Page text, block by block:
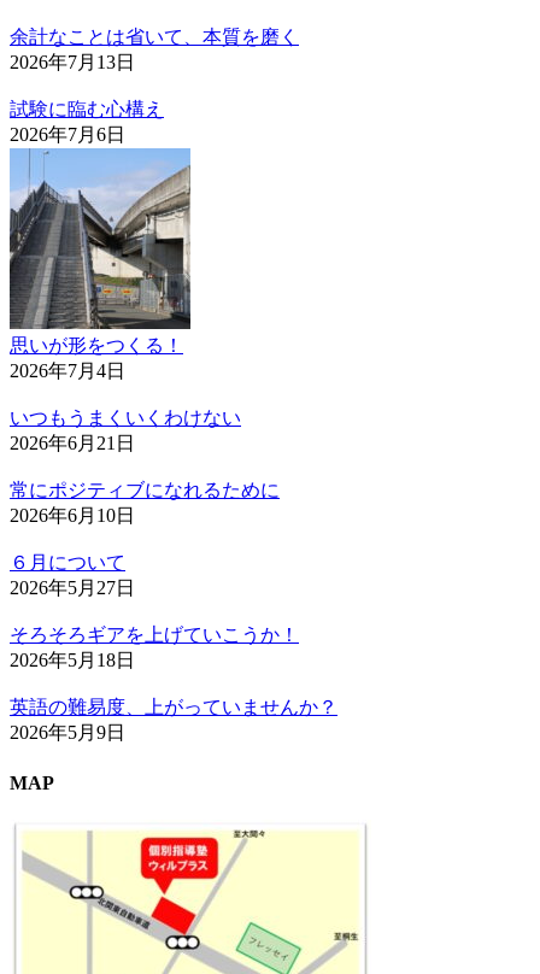
余計なことは省いて、本質を磨く
2026年7月13日
試験に臨む心構え
2026年7月6日
思いが形をつくる！
2026年7月4日
いつもうまくいくわけない
2026年6月21日
常にポジティブになれるために
2026年6月10日
６月について
2026年5月27日
そろそろギアを上げていこうか！
2026年5月18日
英語の難易度、上がっていませんか？
2026年5月9日
MAP